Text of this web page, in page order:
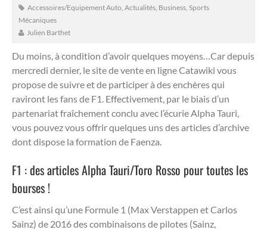
Accessoires/Equipement Auto Actualités Business Sports
Mécaniques
Julien Barthet
Du moins, à condition d’avoir quelques moyens…Car depuis
mercredi dernier, le site de vente en ligne Catawiki vous
propose de suivre et de participer à des enchères qui
raviront les fans de F1. Effectivement, par le biais d’un
partenariat fraîchement conclu avec l’écurie Alpha Tauri,
vous pouvez vous offrir quelques uns des articles d’archive
dont dispose la formation de Faenza.
F1 : des articles Alpha Tauri/Toro Rosso pour toutes les
bourses !
C’est ainsi qu’une Formule 1 (Max Verstappen et Carlos
Sainz) de 2016 des combinaisons de pilotes (Sainz,